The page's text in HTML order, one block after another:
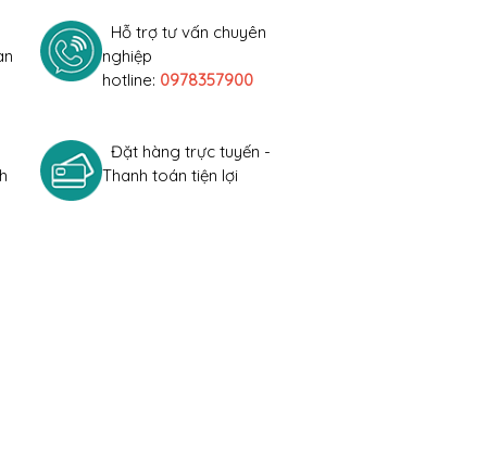
Hỗ trợ tư vấn chuyên
nghiệp
hotline: 0978357900
Đặt hàng trực tuyến -
Thanh toán tiện lợi
cosplay có nhiều tác dụng khác nhau. Một